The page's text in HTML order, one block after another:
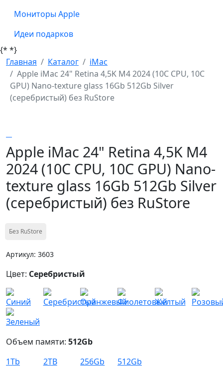
Мониторы Apple
Идеи подарков
{* *}
Главная
Каталог
iMac
Apple iMac 24" Retina 4,5K M4 2024 (10C CPU, 10C
GPU) Nano-texture glass 16Gb 512Gb Silver
(серебристый) без RuStore
Apple iMac 24" Retina 4,5K M4
2024 (10C CPU, 10C GPU) Nano-
texture glass 16Gb 512Gb Silver
(серебристый) без RuStore
Без RuStore
Артикул: 3603
Цвет: Серебристый
Объем памяти: 512Gb
1Tb
2TB 256Gb
512Gb